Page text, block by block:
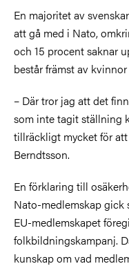
En majoritet av
att gå med i Nato,
och 15 procent saknar
består främst av
– Där tror jag att det
som inte tagit ställning
tillräckligt mycket för
Berndtsson.
En förklaring till
Nato-medlemskap gick
EU-medlemskapet
folkbildningskampanj.
kunskap om vad